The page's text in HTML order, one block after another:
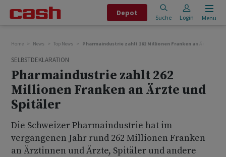
Depot
Suche Login Menu
Home News Top News Pharmaindustrie zahlt 262 Millionen Franken an Ärzte und
SELBSTDEKLARATION
Pharmaindustrie zahlt 262
Millionen Franken an Ärzte und
Spitäler
Die Schweizer Pharmaindustrie hat im
vergangenen Jahr rund 262 Millionen Franken
an Ärztinnen und Ärzte, Spitäler und andere